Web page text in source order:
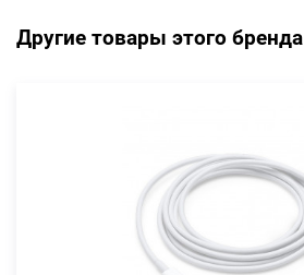
Другие товары этого бренда